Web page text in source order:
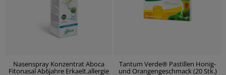
Nasenspray Konzentrat Aboca
Fitonasal Ab6jahre Erkaelt.allergie
Tantum Verde® Pastillen Honig-
und Orangengeschmack (20 Stk.)